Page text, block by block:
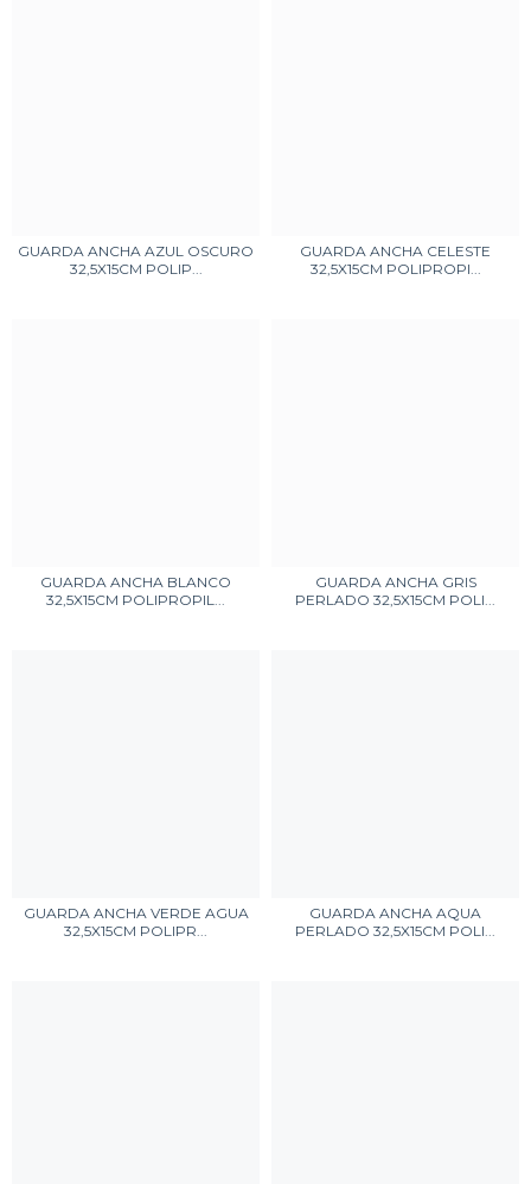
GUARDA ANCHA AZUL OSCURO
32,5X15CM POLIP...
GUARDA ANCHA CELESTE
32,5X15CM POLIPROPI...
GUARDA ANCHA BLANCO
32,5X15CM POLIPROPIL...
GUARDA ANCHA GRIS
PERLADO 32,5X15CM POLI...
GUARDA ANCHA VERDE AGUA
32,5X15CM POLIPR...
GUARDA ANCHA AQUA
PERLADO 32,5X15CM POLI...